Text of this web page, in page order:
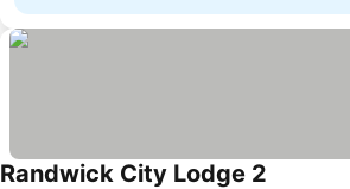
Randwick City Lodge 2